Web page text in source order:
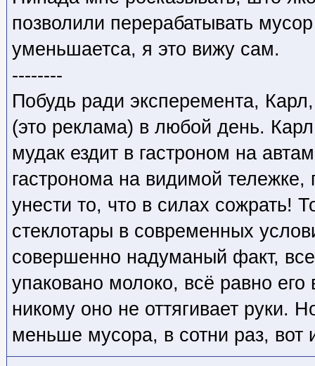
позволили перерабатывать
уменьшаетса, я это вижу сам.
--------
Побудь ради эксперемента,
(это реклама) в любой день.
мудак ездит в гастроном на
гастронома на видимой
унести то, что в силах сожрать!
стеклотары в современных
совершенно надуманый факт,
упаковано молоко, всё равно
никому оно не оттягивает руки.
меньше мусора, в сотни раз, вот